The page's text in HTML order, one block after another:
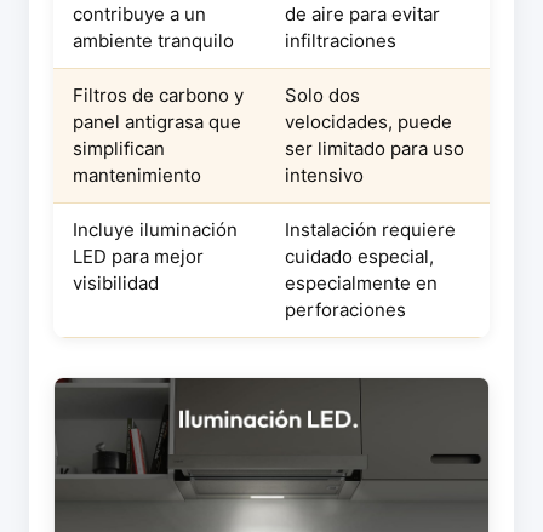
contribuye a un
ambiente tranquilo
de aire para evitar
infiltraciones
Filtros de carbono y
panel antigrasa que
simplifican
mantenimiento
Solo dos
velocidades, puede
ser limitado para uso
intensivo
Incluye iluminación
LED para mejor
visibilidad
Instalación requiere
cuidado especial,
especialmente en
perforaciones